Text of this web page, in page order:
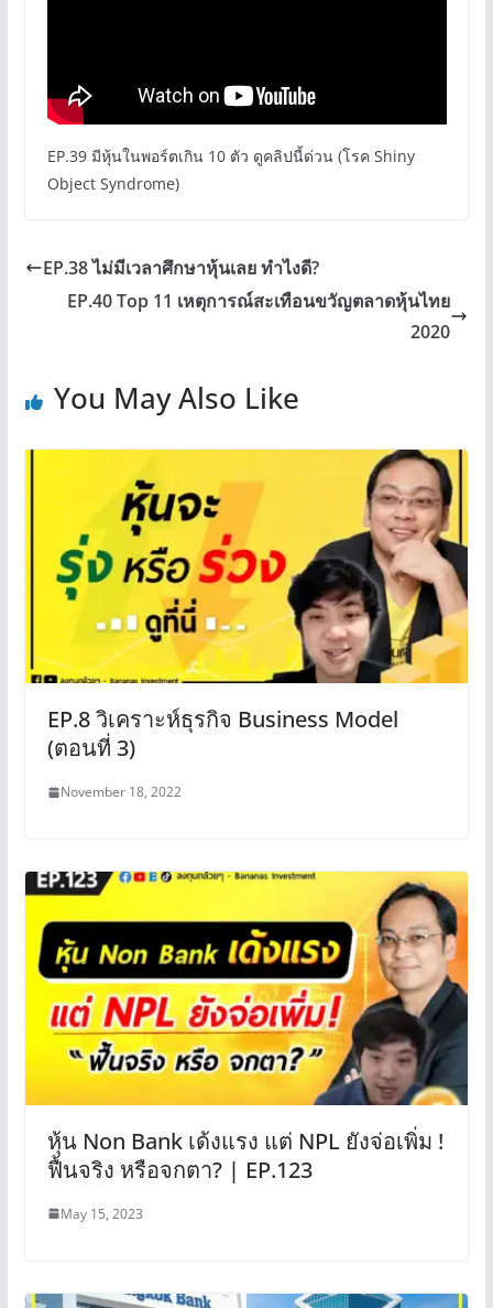
EP.39 มีหุ้นในพอร์ตเกิน 10 ตัว ดูคลิปนี้ด่วน (โรค Shiny
Object Syndrome)
EP.38 ไม่มีเวลาศึกษาหุ้นเลย ทำไงดี?
EP.40 Top 11 เหตุการณ์สะเทือนขวัญตลาดหุ้นไทย
2020
You May Also Like
EP.8 วิเคราะห์ธุรกิจ Business Model
(ตอนที่ 3)
November 18, 2022
หุ้น Non Bank เด้งแรง แต่ NPL ยังจ่อเพิ่ม !
ฟื้นจริง หรือจกตา? | EP.123
May 15, 2023